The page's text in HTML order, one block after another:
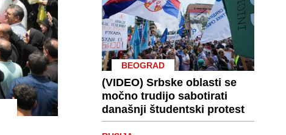
BEOGRAD
(VIDEO) Srbske oblasti se
močno trudijo sabotirati
današnji študentski protest